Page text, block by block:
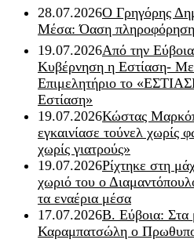
28.07.2026Ο Γρηγόρης
Μέσα: Όαση
19.07.2026Από την
Κυβέρνηση η Εστίαση- Με
Επιμελητήριο το
Εστίαση»
19.07.2026Κώστας
εγκαινίασε τούνελ χωρίς
χωρίς γιατρούς»
19.07.2026Ρίχτηκε στη
χωριό του ο
τα εναέρια μέσα
17.07.2026Β. Εύβοια: Στα
Καραμπατσώλη ο